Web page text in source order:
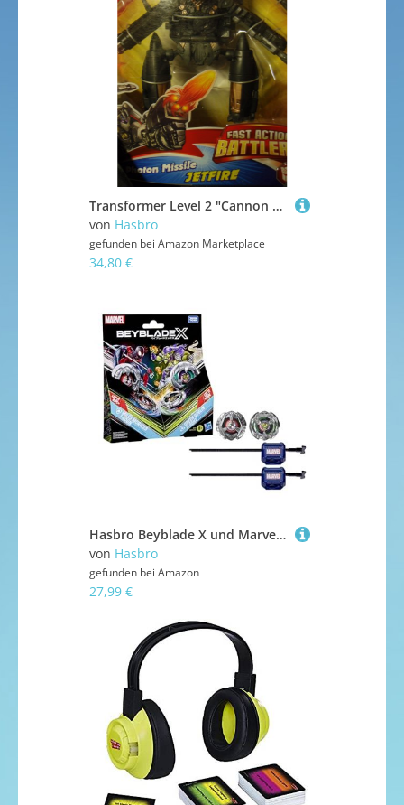
Transformer Level 2 "Cannon Blast Megatron oder Photon Missile JETFIRE oder Electro Whip JOLT
von Hasbro
gefunden bei Amazon Marketplace
34,80 €
Hasbro Beyblade X und Marvel Collab Miles Morales 1-60GN vs. Green Goblin 9-80HT
von Hasbro
gefunden bei Amazon
27,99 €